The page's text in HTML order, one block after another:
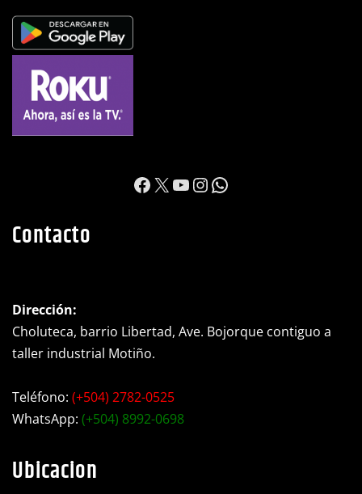
Choluteca, barrio Libertad, Ave. Bojorque contiguo a
taller industrial Motiño.
WhatsApp:(+504) 8992-0698